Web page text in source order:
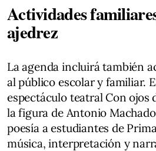
Actividades
ajedrez
La agenda incluirá también
al público escolar y familiar.
espectáculo teatral Con ojos
la figura de Antonio
poesía a estudiantes de
música, interpretación y